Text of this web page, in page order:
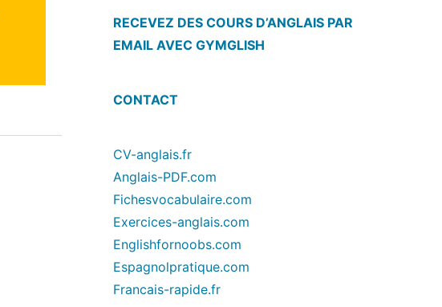
RECEVEZ DES COURS D’ANGLAIS PAR
EMAIL AVEC GYMGLISH
CONTACT
CV-anglais.fr
Anglais-PDF.com
Fichesvocabulaire.com
Exercices-anglais.com
Englishfornoobs.com
Espagnolpratique.com
Francais-rapide.fr